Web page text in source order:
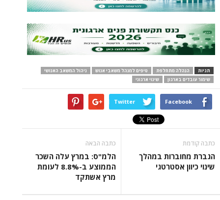
תגיות הנהלה מתחלפת טיפים למנהל משאבי אנוש
ניהול המשאב האנושי
שימור עובדים בארגון
שינוי ארגוני
Facebook
Twitter
כתבה קודמת
הגברת מחוברות במהלך
שינוי כיוון אסטרטגי
כתבה הבאה
הלמ"ס: במרץ עלה השכר
הממוצע ב-8.8% לעומת
מרץ אשתקד